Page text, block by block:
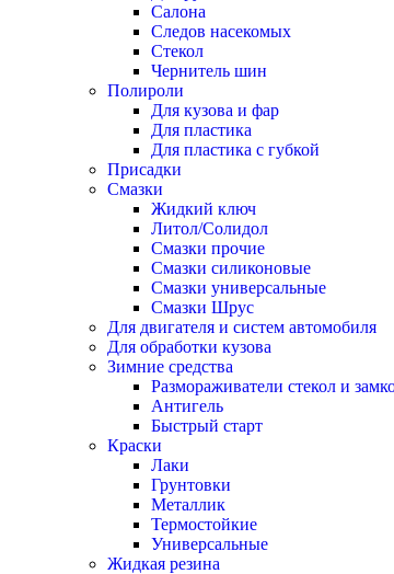
Салона
Следов насекомых
Стекол
Чернитель шин
Полироли
Для кузова и фар
Для пластика
Для пластика с губкой
Присадки
Смазки
Жидкий ключ
Литол/Солидол
Смазки прочие
Смазки силиконовые
Смазки универсальные
Смазки Шрус
Для двигателя и систем автомобиля
Для обработки кузова
Зимние средства
Размораживатели стекол и
Антигель
Быстрый старт
Краски
Лаки
Грунтовки
Металлик
Термостойкие
Универсальные
Жидкая резина